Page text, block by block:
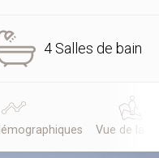
4 Salles de bain
Vue de la